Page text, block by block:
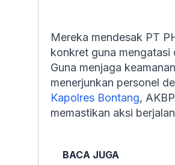
Mereka mendesak PT
konkret guna mengatasi
Guna menjaga
menerjunkan personel
Kapolres Bontang,
memastikan aksi
BACA JUGA